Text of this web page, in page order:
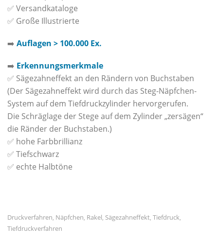
✅ Versandkataloge
✅ Große Illustrierte
➡️ Auflagen > 100.000 Ex.
➡️ Erkennungsmerkmale
✅ Sägezahneffekt an den Rändern von Buchstaben
(Der Sägezahneffekt wird durch das Steg-Näpfchen-
System auf dem Tiefdruckzylinder hervorgerufen.
Die Schräglage der Stege auf dem Zylinder „zersägen“
die Ränder der Buchstaben.)
✅ hohe Farbbrillianz
✅ Tiefschwarz
✅ echte Halbtöne
Druckverfahren, Näpfchen, Rakel, Sägezahneffekt, Tiefdruck,
Tiefdruckverfahren